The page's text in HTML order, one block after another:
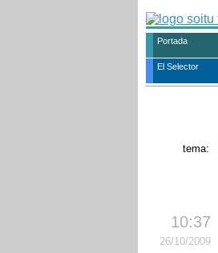
Portada
El Selector
tema:
10:37
26/10/2009